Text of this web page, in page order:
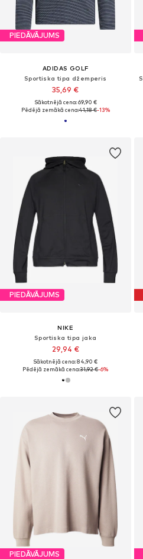
PIEDĀVĀJUMS
ADIDAS GOLF
Sportiska tipa džemperis
35,69 €
Sākotnējā cena: 69,90 €
Pēdējā zemākā cena:41,18 €-13%
PIEDĀVĀJUMS
NIKE
Sportiska tipa jaka
29,94 €
Sākotnējā cena: 84,90 €
Pēdējā zemākā cena:31,92 €-6%
PIEDĀVĀJUMS